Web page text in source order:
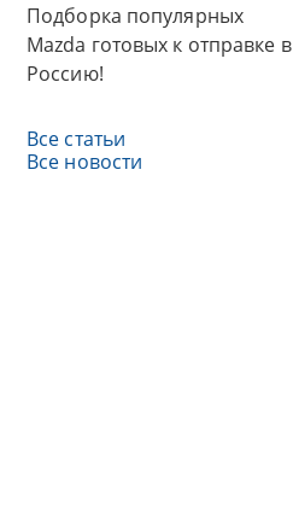
Подборка популярных
Mazda готовых к отправке в
Россию!
Все статьи
Все новости